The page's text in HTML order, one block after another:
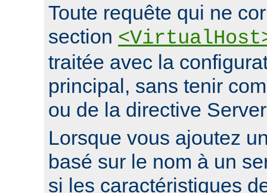
Toute requête qui ne
section
traitée avec la
principal, sans tenir
ou de la directive
Lorsque vous ajoutez
basé sur le nom à un
si les caractéristiques